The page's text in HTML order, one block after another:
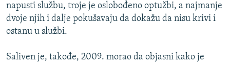
TRI DECENIJE OD RATA U BIH
SVE KARTE DEJTONA
napusti službu, troje je oslobođeno optužbi, a najmanje
dvoje njih i dalje pokušavaju da dokažu da nisu krivi i
ostanu u službi.
Saliven je, takođe, 2009. morao da objasni kako je